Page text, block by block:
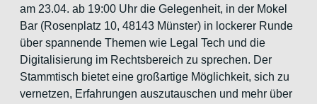
am 23.04. ab 19:00 Uhr die Gelegenheit, in der Mokel
Bar (Rosenplatz 10, 48143 Münster) in lockerer Runde
über spannende Themen wie Legal Tech und die
Digitalisierung im Rechtsbereich zu sprechen. Der
Stammtisch bietet eine großartige Möglichkeit, sich zu
vernetzen, Erfahrungen auszutauschen und mehr über